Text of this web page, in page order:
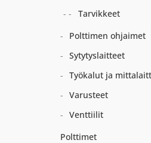
Tarvikkeet
Polttimen ohjaimet
Sytytyslaitteet
Työkalut ja
Varusteet
Venttiilit
Polttimet